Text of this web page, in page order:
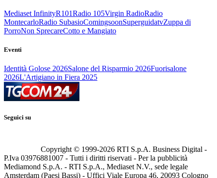
Mediaset InfinityR101Radio 105Virgin RadioRadio
MontecarloRadio SubasioComingsoonSuperguidatvZuppa di
PorroNon SprecareCotto e Mangiato
Eventi
Identità Golose 2026Salone del Risparmio 2026Fuorisalone
2026L'Artigiano in Fiera 2025
Seguici su
Copyright © 1999-2026 RTI S.p.A. Business Digital -
P.Iva 03976881007 - Tutti i diritti riservati - Per la pubblicità
Mediamond S.p.A. - RTI S.p.A., Mediaset N.V., sede legale
Amsterdam (Paesi Bassi) - Uffici Viale Europa 46, 20093 Cologno